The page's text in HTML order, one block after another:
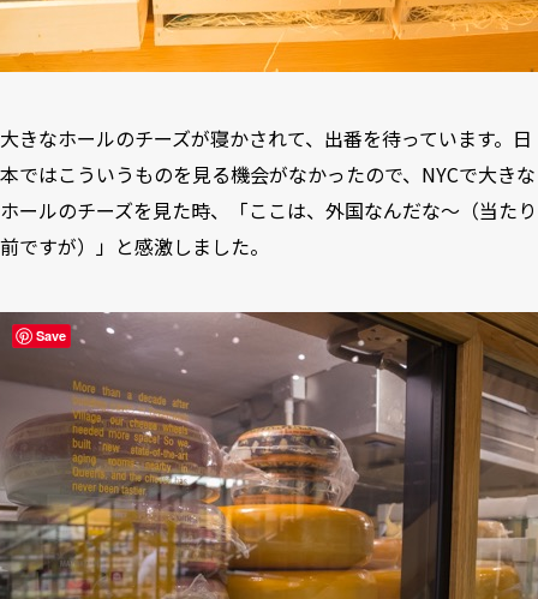
大きなホールのチーズが寝かされて、出番を待っています。日
本ではこういうものを見る機会がなかったので、NYCで大きな
ホールのチーズを見た時、「ここは、外国なんだな〜（当たり
前ですが）」と感激しました。
Save